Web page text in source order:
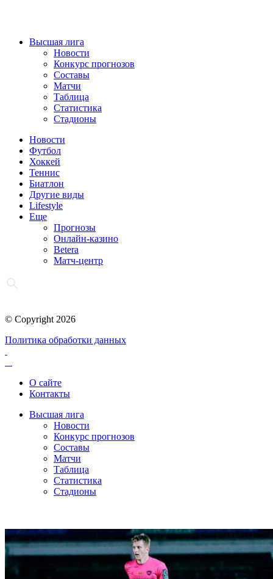
Высшая лига
Новости
Конкурс прогнозов
Составы
Матчи
Таблица
Статистика
Стадионы
Новости
Футбол
Хоккей
Теннис
Биатлон
Другие виды
Lifestyle
Еще
Прогнозы
Онлайн-казино
Betera
Матч-центр
© Copyright 2026
Политика обработки данных
О сайте
Контакты
Высшая лига
Новости
Конкурс прогнозов
Составы
Матчи
Таблица
Статистика
Стадионы